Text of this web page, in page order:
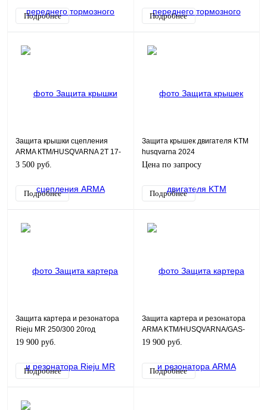
Подробнее Подробнее
Защита крышки сцепления
ARMA КТМ/HUSQVARNA 2T 17-
21г
3 500 руб.
Подробнее
Защита крышек двигателя KTM
husqvarna 2024
Цена по запросу
Подробнее
Защита картера и резонатора
Rieju MR 250/300 20год
19 900 руб.
Подробнее
Защита картера и резонатора
ARMA KTM/HUSQVARNA/GAS-
GAS 20-23г.
19 900 руб.
Подробнее